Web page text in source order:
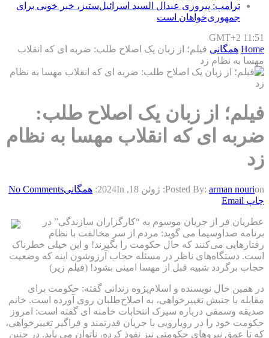
ترامپ: پیروزی عبدال السید اسرائیل‌ستیز، خبر خوبی برای
جمهوری‌خواهان است
GMT+2 11:51
Home همگانی فیلم؛ از زبان یک اصلاح طلب: ضربه ای که انقلاب
مهسا به نظام زد
فیلم؛ از زبان یک اصلاح طلب:
ضربه ای که انقلاب مهسا به نظام
زد
Posted By: arman nourion: ژوئن 18, 2024 In: همگانیNo Comments
چاپ Email
عطریان فر از جریان موسوم به “کارگزاران سازندگی” در
برنامه صداوسیما می گوید: مردم از سر مخالفت با نظام
رفتار‌هایی می‌کنند که حال حکومت را بگیرند! و این خیلی خطرناک
است. دستگاه‌های ناظر در مسئله حجاب آرزوشون اینه که وضعیت
حجاب برگردد شبیه قبل از مهسا امینی بشود! (فیلم زیر)
در همین حال نویسنده و اسلام‌پژوه زندانی گفته: حکومت برای
مقابله با جنبش تغییرخواهی، به اصلاح‌طلبان روی آورده است. خانم
صدیقه وسمقی درباره سیرک انتخابات خامنه ای گفته است: امروز
حکومت خود را در رویارویی با جریان قدرتمند و فراگیر تغییرخواهی،
که تا عمق نیروهای حکومتی نیز نفوذ کرده، ناتوان می یابد. در چنین